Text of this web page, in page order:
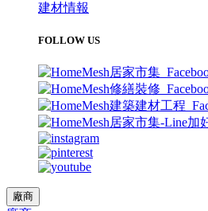
建材情報
FOLLOW US
廠商